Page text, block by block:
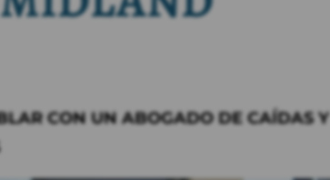
CON UN ABOGADO DE CAÍDAS Y